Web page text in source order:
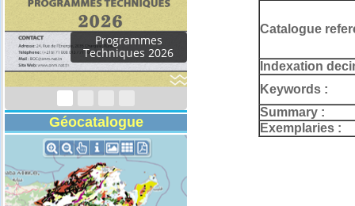
Rapport d'activités
2024
Géocatalogue
Catalogue
Indexation
Keywords :
Summary :
Exemplaries :